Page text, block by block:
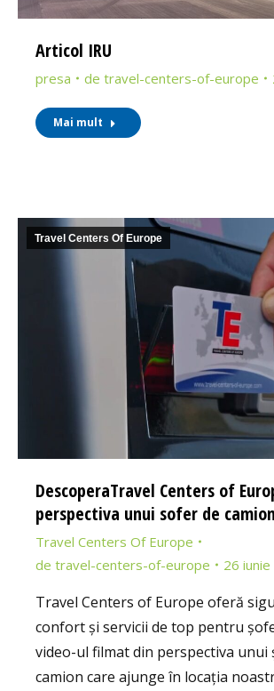
Articol IRU
presa de travel-centers-of-europe
Mai mult
Travel Centers Of Europe
DescoperaTravel Centers of
perspectiva unui sofer de camion
Travel Centers Of Europe
de travel-centers-of-europe 26
Travel Centers of Europe oferă
confort și servicii de top pentru
video-ul filmat din perspectiva unui
camion care ajunge în locația